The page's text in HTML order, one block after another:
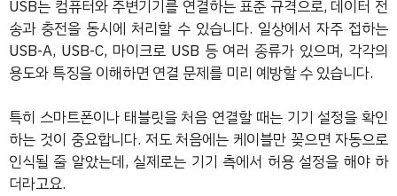
USB는 컴퓨터와 주변기기를 연결하는 표준 규격으로, 데이터 전
송과 충전을 동시에 처리할 수 있습니다. 일상에서 자주 접하는
USB-A, USB-C, 마이크로 USB 등 여러 종류가 있으며, 각각의
용도와 특징을 이해하면 연결 문제를 미리 예방할 수 있습니다.
특히 스마트폰이나 태블릿을 처음 연결할 때는 기기 설정을 확인
하는 것이 중요합니다. 저도 처음에는 케이블만 꽂으면 자동으로
인식될 줄 알았는데, 실제로는 기기 측에서 허용 설정을 해야 하
더라고요.